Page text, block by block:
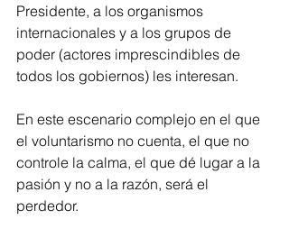
Presidente, a los organismos
internacionales y a los grupos de
poder (actores imprescindibles de
todos los gobiernos) les interesan.
En este escenario complejo en el que
el voluntarismo no cuenta, el que no
controle la calma, el que dé lugar a la
pasión y no a la razón, será el
perdedor.